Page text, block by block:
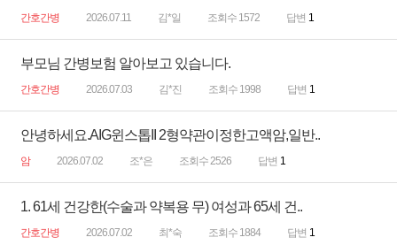
간호간병 2026.07.11 김*일 조회수 1572 답변 1
부모님 간병보험 알아보고 있습니다.
간호간병 2026.07.03 김*진 조회수 1998 답변 1
안녕하세요.AIG윈스톱II 2형약관이정한고액암,일반..
암 2026.07.02 조*은 조회수 2526 답변 1
1. 61세 건강한(수술과 약복용 무) 여성과 65세 건..
간호간병 2026.07.02 최*숙 조회수 1884 답변 1